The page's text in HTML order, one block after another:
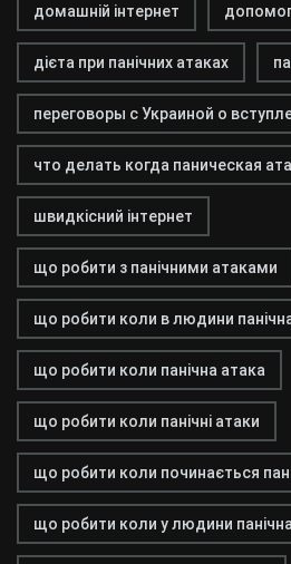
домашній інтернет
дієта при панічних атаках
переговоры с Украиной о
что делать когда паническая
швидкісний інтернет
що робити з панічними атаками
що робити коли в людини
що робити коли панічна атака
що робити коли панічні атаки
що робити коли починається
що робити коли у людини